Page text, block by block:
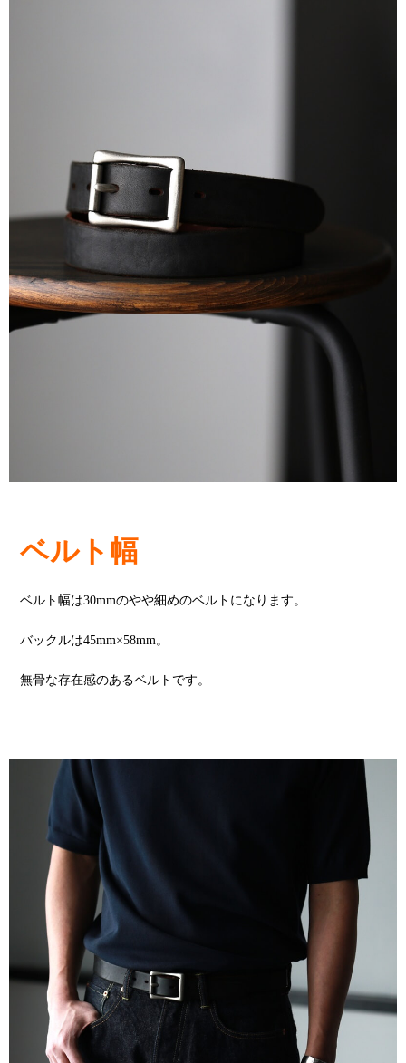
ベルト幅
ベルト幅は30mmのやや細めのベルトになります。
バックルは45mm×58mm。
無骨な存在感のあるベルトです。